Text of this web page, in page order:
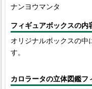
ナンヨウマンタ
フィギュアボックスの内
オリジナルボックスの中
す。
カロラータの立体図鑑フ